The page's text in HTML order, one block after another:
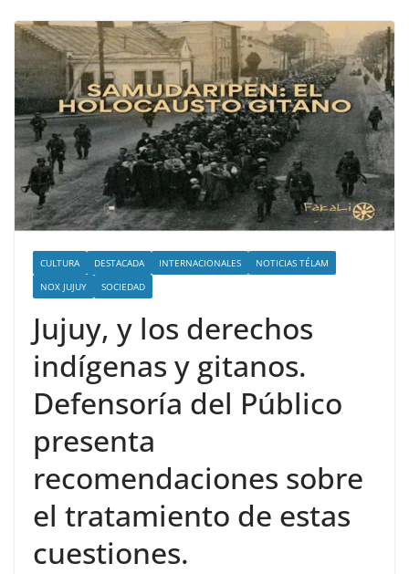
CULTURA DESTACADA INTERNACIONALES
NOTICIAS TÉLAM
NOX JUJUY
SOCIEDAD
Jujuy, y los derechos
indígenas y gitanos.
Defensoría del Público
presenta
recomendaciones sobre
el tratamiento de estas
cuestiones.